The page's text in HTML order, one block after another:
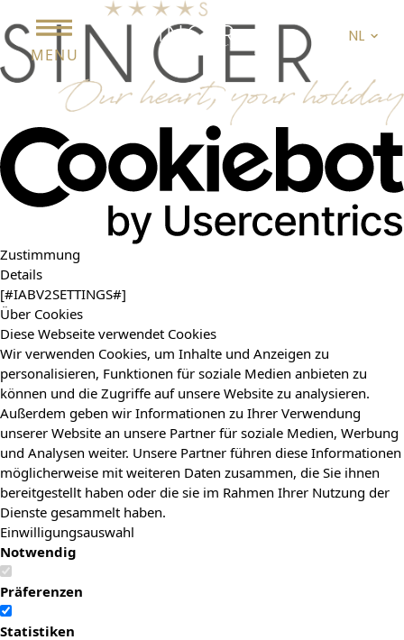
Zustimmung
Details
[#IABV2SETTINGS#]
Über Cookies
Diese Webseite verwendet Cookies
Wir verwenden Cookies, um Inhalte und Anzeigen zu
personalisieren, Funktionen für soziale Medien anbieten zu
können und die Zugriffe auf unsere Website zu analysieren.
Außerdem geben wir Informationen zu Ihrer Verwendung
unserer Website an unsere Partner für soziale Medien, Werbung
und Analysen weiter. Unsere Partner führen diese Informationen
möglicherweise mit weiteren Daten zusammen, die Sie ihnen
bereitgestellt haben oder die sie im Rahmen Ihrer Nutzung der
Dienste gesammelt haben.
Einwilligungsauswahl
Notwendig
Präferenzen
Statistiken
MENU
NL